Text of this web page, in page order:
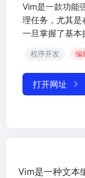
Vim是一款功能
理任务，尤其是
一旦掌握了基本
程序开发 编
打开网址
Vim是一种文本